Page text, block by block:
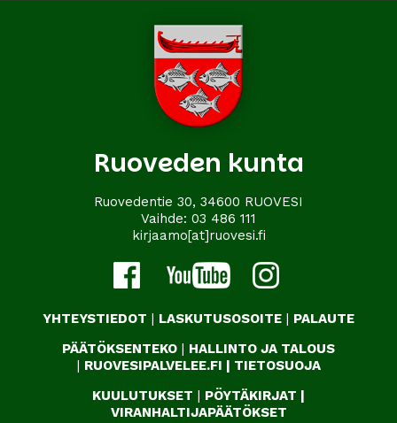
Ruoveden kunta
Ruovedentie 30, 34600 RUOVESI
Vaihde: 03 486 111
kirjaamo[at]ruovesi.fi
YHTEYSTIEDOT | LASKUTUSOSOITE | PALAUTE
PÄÄTÖKSENTEKO | HALLINTO JA TALOUS
| RUOVESIPALVELEE.FI | TIETOSUOJA
KUULUTUKSET | PÖYTÄKIRJAT |
VIRANHALTIJAPÄÄTÖKSET